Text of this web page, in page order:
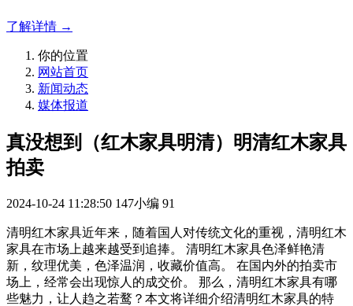
了解详情 →
你的位置
网站首页
新闻动态
媒体报道
真没想到（红木家具明清）明清红木家具
拍卖
2024-10-24 11:28:50 147小编 91
清明红木家具近年来，随着国人对传统文化的重视，清明红木
家具在市场上越来越受到追捧。 清明红木家具色泽鲜艳清
新，纹理优美，色泽温润，收藏价值高。 在国内外的拍卖市
场上，经常会出现惊人的成交价。 那么，清明红木家具有哪
些魅力，让人趋之若鹜？本文将详细介绍清明红木家具的特